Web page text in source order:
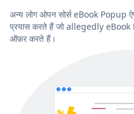
अन्य लोग ओपन सोर्स eBook
प्रयास करते हैं जो allegedly
ऑफ़र करते हैं।